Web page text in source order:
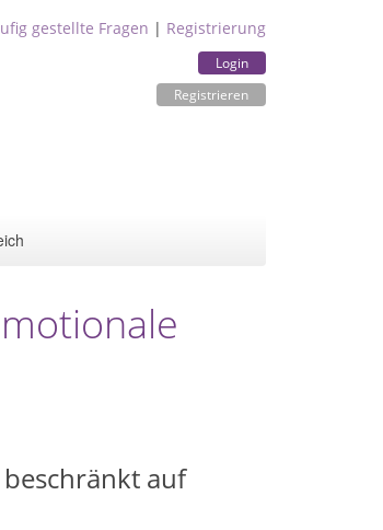
gestellte Fragen | Registrierung
Login
Registrieren
auf